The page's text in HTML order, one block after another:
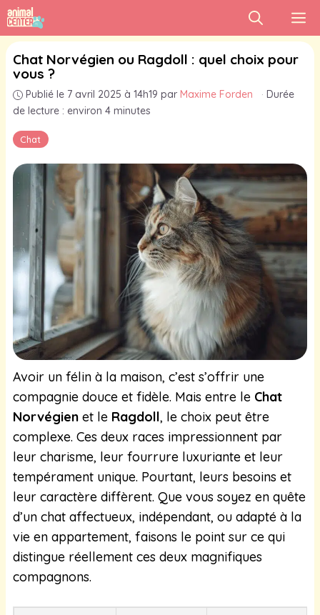
Aller
au
contenu
Chat
Chat Norvégien ou Ragdoll : quel choix pour
vous ?
Publié le 7 avril 2025 à 14h19 par Maxime Forden · Durée
de lecture : environ 4 minutes
Avoir un félin à la maison, c’est s’offrir une
compagnie douce et fidèle. Mais entre le Chat
Norvégien et le Ragdoll, le choix peut être
complexe. Ces deux races impressionnent par
leur charisme, leur fourrure luxuriante et leur
tempérament unique. Pourtant, leurs besoins et
leur caractère diffèrent. Que vous soyez en quête
d’un chat affectueux, indépendant, ou adapté à la
vie en appartement, faisons le point sur ce qui
distingue réellement ces deux magnifiques
compagnons.